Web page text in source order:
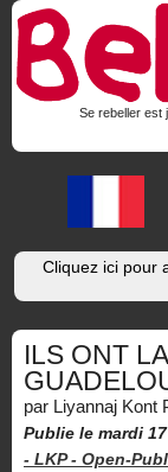
Se rebeller est
Cliquez ici pour
ILS ONT
par Liyannaj Kont
Publie le mardi
- LKP - Open-